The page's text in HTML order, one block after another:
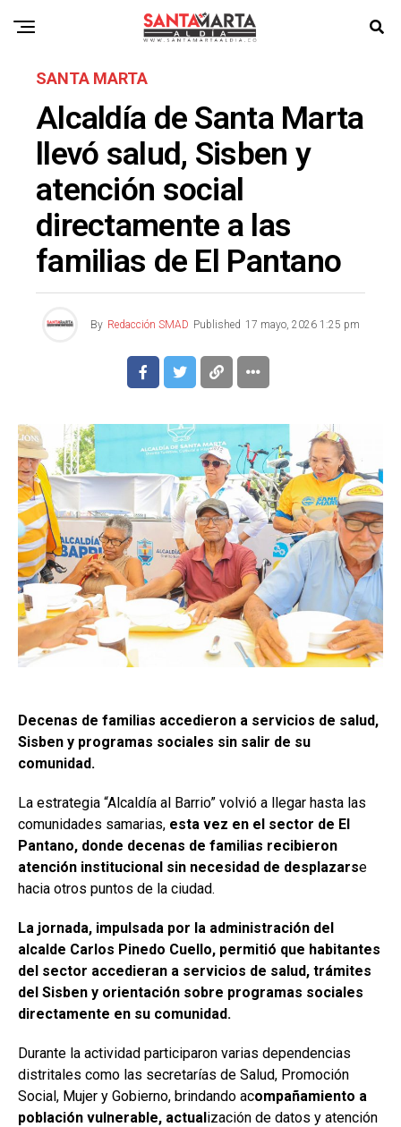
SANTA MARTA
Alcaldía de Santa Marta
llevó salud, Sisben y
atención social
directamente a las
familias de El Pantano
By Redacción SMAD Published 17 mayo, 2026 1:25 pm
Decenas de familias accedieron a servicios de salud,
Sisben y programas sociales sin salir de su
comunidad.
La estrategia “Alcaldía al Barrio” volvió a llegar hasta las
comunidades samarias, esta vez en el sector de El
Pantano, donde decenas de familias recibieron
atención institucional sin necesidad de desplazarse
hacia otros puntos de la ciudad.
La jornada, impulsada por la administración del
alcalde Carlos Pinedo Cuello, permitió que habitantes
del sector accedieran a servicios de salud, trámites
del Sisben y orientación sobre programas sociales
directamente en su comunidad.
Durante la actividad participaron varias dependencias
distritales como las secretarías de Salud, Promoción
Social, Mujer y Gobierno, brindando acompañamiento a
población vulnerable, actualización de datos y atención